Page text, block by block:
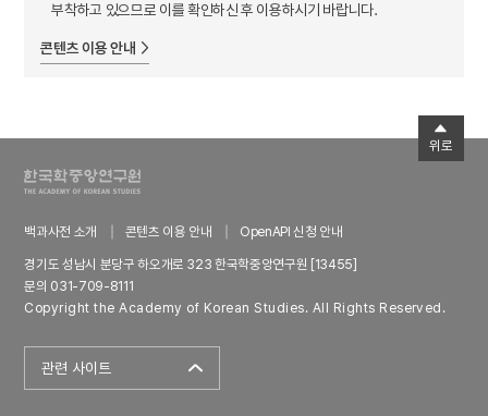
부착하고 있으므로 이를 확인하신 후 이용하시기 바랍니다.
콘텐츠 이용 안내
백과사전 소개 콘텐츠 이용 안내
OpenAPI 신청 안내
경기도 성남시 분당구 하오개로 323 한국학중앙연구원 [13455]
문의 031-709-8111
Copyright the Academy of Korean Studies. All Rights Reserved.
관련 사이트
위로